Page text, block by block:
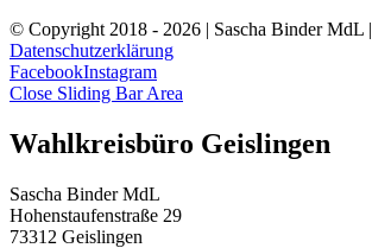
© Copyright 2018 - 2026 | Sascha Binder MdL |
Datenschutzerklärung
FacebookInstagram
Close Sliding Bar Area
Wahlkreisbüro Geislingen
Sascha Binder MdL
Hohenstaufenstraße 29
73312 Geislingen